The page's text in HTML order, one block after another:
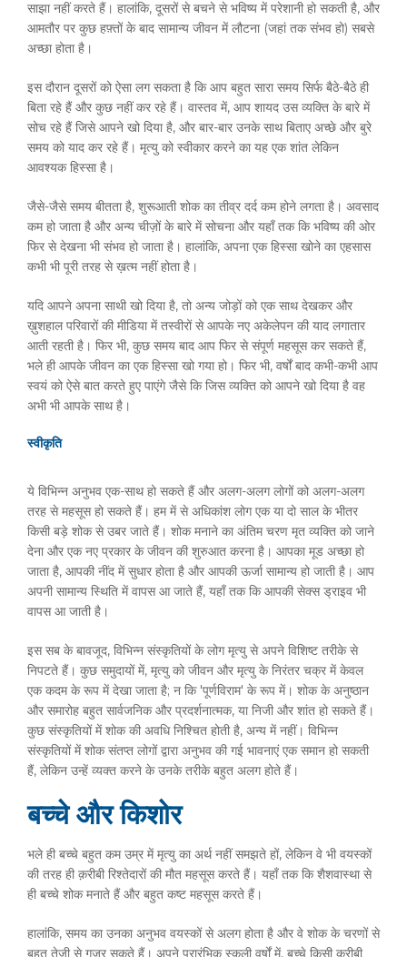
साझा नहीं करते हैं। हालांकि, दूसरों से बचने से भविष्य में परेशानी हो सकती है, और
आमतौर पर कुछ हफ़्तों के बाद सामान्य जीवन में लौटना (जहां तक संभव हो) सबसे
अच्छा होता है।
इस दौरान दूसरों को ऐसा लग सकता है कि आप बहुत सारा समय सिर्फ बैठे-बैठे ही
बिता रहे हैं और कुछ नहीं कर रहे हैं। वास्तव में, आप शायद उस व्यक्ति के बारे में
सोच रहे हैं जिसे आपने खो दिया है, और बार-बार उनके साथ बिताए अच्छे और बुरे
समय को याद कर रहे हैं। मृत्यु को स्वीकार करने का यह एक शांत लेकिन
आवश्यक हिस्सा है।
जैसे-जैसे समय बीतता है, शुरूआती शोक का तीव्र दर्द कम होने लगता है। अवसाद
कम हो जाता है और अन्य चीज़ों के बारे में सोचना और यहाँ तक ​​कि भविष्य की ओर
फिर से देखना भी संभव हो जाता है। हालांकि, अपना एक हिस्सा खोने का एहसास
कभी भी पूरी तरह से ख़त्म नहीं होता है।
यदि आपने अपना साथी खो दिया है, तो अन्य जोड़ों को एक साथ देखकर और
ख़ुशहाल परिवारों की मीडिया में तस्वीरों से आपके नए अकेलेपन की याद लगातार
आती रहती है। फिर भी, कुछ समय बाद आप फिर से संपूर्ण महसूस कर सकते हैं,
भले ही आपके जीवन का एक हिस्सा खो गया हो। फिर भी, वर्षों बाद कभी-कभी आप
स्वयं को ऐसे बात करते हुए पाएंगे जैसे कि जिस व्यक्ति को आपने खो दिया है वह
अभी भी आपके साथ है।
स्वीकृति
ये विभिन्न अनुभव एक-साथ हो सकते हैं और अलग-अलग लोगों को अलग-अलग
तरह से महसूस हो सकते हैं। हम में से अधिकांश लोग एक या दो साल के भीतर
किसी बड़े शोक से उबर जाते हैं। शोक मनाने का अंतिम चरण मृत व्यक्ति को जाने
देना और एक नए प्रकार के जीवन की शुरुआत करना है। आपका मूड अच्छा हो
जाता है, आपकी नींद में सुधार होता है और आपकी ऊर्जा सामान्य हो जाती है। आप
अपनी सामान्य स्थिति में वापस आ जाते हैं, यहाँ तक ​​कि आपकी सेक्स ड्राइव भी
वापस आ जाती है।
इस सब के बावजूद, विभिन्न संस्कृतियों के लोग मृत्यु से अपने विशिष्ट तरीके से
निपटते हैं। कुछ समुदायों में, मृत्यु को जीवन और मृत्यु के निरंतर चक्र में केवल
एक कदम के रूप में देखा जाता है; न कि 'पूर्णविराम' के रूप में। शोक के अनुष्ठान
और समारोह बहुत सार्वजनिक और प्रदर्शनात्मक, या निजी और शांत हो सकते हैं।
कुछ संस्कृतियों में शोक की अवधि निश्चित होती है, अन्य में नहीं। विभिन्न
संस्कृतियों में शोक संतप्त लोगों द्वारा अनुभव की गई भावनाएं एक समान हो सकती
हैं, लेकिन उन्हें व्यक्त करने के उनके तरीके बहुत अलग होते हैं।
बच्चे और किशोर
भले ही बच्चे बहुत कम उम्र में मृत्यु का अर्थ नहीं समझते हों, लेकिन वे भी वयस्कों
की तरह ही क़रीबी रिश्तेदारों की मौत महसूस करते हैं। यहाँ तक कि शैशवास्था से
ही बच्चे शोक मनाते हैं और बहुत कष्ट महसूस करते हैं।
हालांकि, समय का उनका अनुभव वयस्कों से अलग होता है और वे शोक के चरणों से
बहुत तेज़ी से गुज़र सकते हैं। अपने प्रारंभिक स्कूली वर्षों में, बच्चे किसी क़रीबी